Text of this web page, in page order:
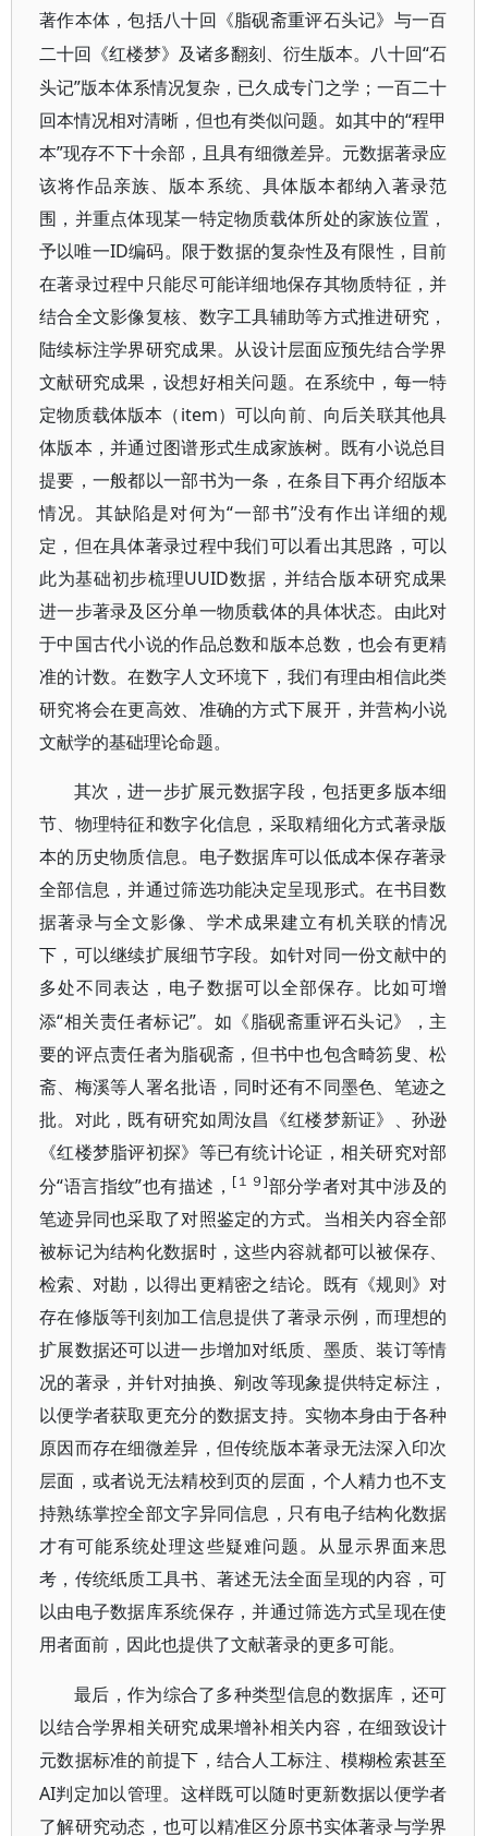
著作本体，包括八十回《脂砚斋重评石头记》与一百
二十回《红楼梦》及诸多翻刻、衍生版本。八十回“石
头记”版本体系情况复杂，已久成专门之学；一百二十
回本情况相对清晰，但也有类似问题。如其中的“程甲
本”现存不下十余部，且具有细微差异。元数据著录应
该将作品亲族、版本系统、具体版本都纳入著录范
围，并重点体现某一特定物质载体所处的家族位置，
予以唯一ID编码。限于数据的复杂性及有限性，目前
在著录过程中只能尽可能详细地保存其物质特征，并
结合全文影像复核、数字工具辅助等方式推进研究，
陆续标注学界研究成果。从设计层面应预先结合学界
文献研究成果，设想好相关问题。在系统中，每一特
定物质载体版本（item）可以向前、向后关联其他具
体版本，并通过图谱形式生成家族树。既有小说总目
提要，一般都以一部书为一条，在条目下再介绍版本
情况。其缺陷是对何为“一部书”没有作出详细的规
定，但在具体著录过程中我们可以看出其思路，可以
此为基础初步梳理UUID数据，并结合版本研究成果
进一步著录及区分单一物质载体的具体状态。由此对
于中国古代小说的作品总数和版本总数，也会有更精
准的计数。在数字人文环境下，我们有理由相信此类
研究将会在更高效、准确的方式下展开，并营构小说
文献学的基础理论命题。
其次，进一步扩展元数据字段，包括更多版本细
节、物理特征和数字化信息，采取精细化方式著录版
本的历史物质信息。电子数据库可以低成本保存著录
全部信息，并通过筛选功能决定呈现形式。在书目数
据著录与全文影像、学术成果建立有机关联的情况
下，可以继续扩展细节字段。如针对同一份文献中的
多处不同表达，电子数据可以全部保存。比如可增
添“相关责任者标记”。如《脂砚斋重评石头记》， 主
要的评点责任者为脂砚斋，但书中也包含畸笏叟、松
斋、梅溪等人署名批语，同时还有不同墨色、笔迹之
批。对此，既有研究如周汝昌《红楼梦新证》、孙逊
《红楼梦脂评初探》等已有统计论证，相关研究对部
分“语言指纹”也有描述， [１９]部分学者对其中涉及的
笔迹异同也采取了对照鉴定的方式。当相关内容全部
被标记为结构化数据时，这些内容就都可以被保存、
检索、对勘，以得出更精密之结论。既有《规则》对
存在修版等刊刻加工信息提供了著录示例，而理想的
扩展数据还可以进一步增加对纸质、墨质、装订等情
况的著录，并针对抽换、剜改等现象提供特定标注，
以便学者获取更充分的数据支持。实物本身由于各种
原因而存在细微差异，但传统版本著录无法深入印次
层面，或者说无法精校到页的层面，个人精力也不支
持熟练掌控全部文字异同信息，只有电子结构化数据
才有可能系统处理这些疑难问题。从显示界面来思
考，传统纸质工具书、著述无法全面呈现的内容，可
以由电子数据库系统保存，并通过筛选方式呈现在使
用者面前，因此也提供了文献著录的更多可能。
最后，作为综合了多种类型信息的数据库，还可
以结合学界相关研究成果增补相关内容，在细致设计
元数据标准的前提下，结合人工标注、模糊检索甚至
AI判定加以管理。这样既可以随时更新数据以便学者
了解研究动态，也可以精准区分原书实体著录与学界